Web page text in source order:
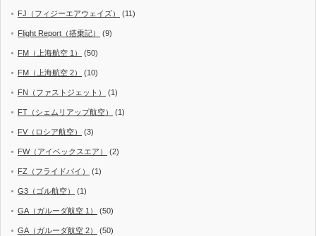
FJ（フィジーエアウェイズ） (11)
Flight Report（搭乗記） (9)
FM（上海航空 1） (50)
FM（上海航空 2） (10)
FN（ファストジェット） (1)
FT（シェムリアップ航空） (1)
FV（ロシア航空） (3)
FW（アイベックスエア） (2)
FZ（フライドバイ） (1)
G3（ゴル航空） (1)
GA（ガルーダ航空 1） (50)
GA（ガルーダ航空 2） (50)